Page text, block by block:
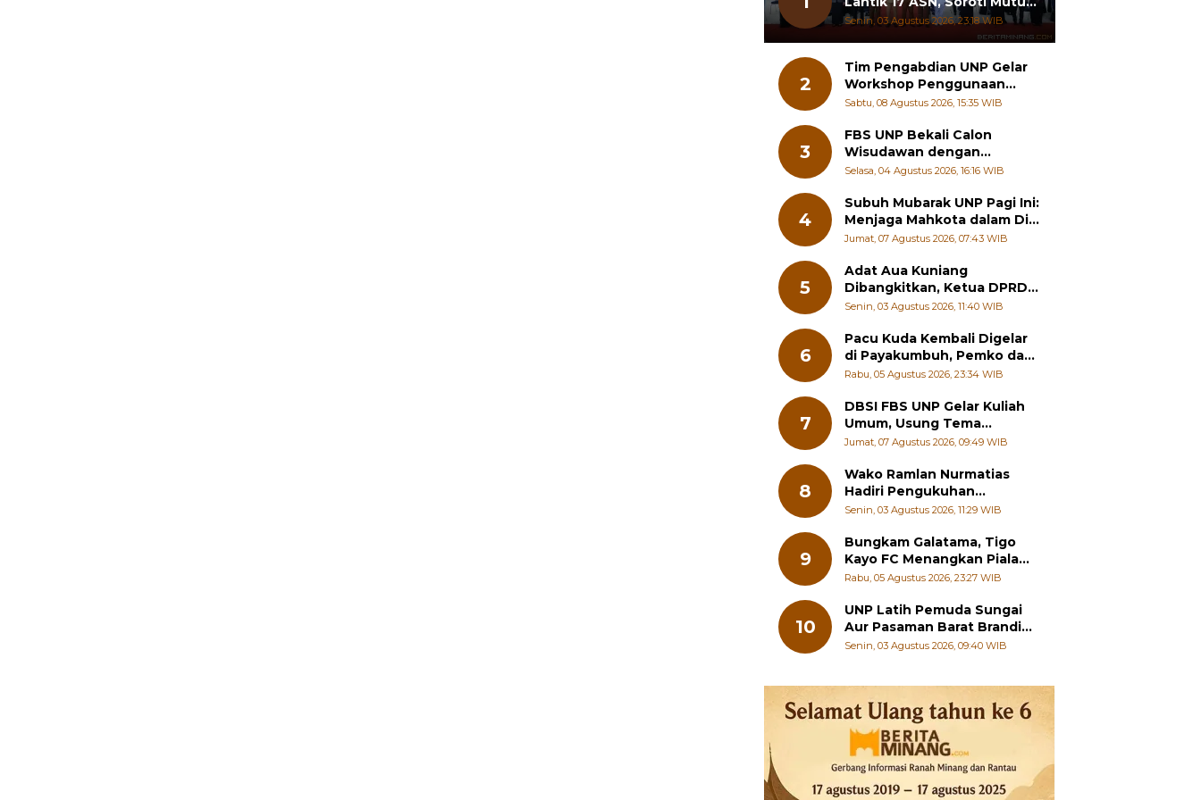
Sekolah hingga Pelayanan
Senin, 03 Agustus 2026, 23:18 WIB
2
Tim Pengabdian UNP Gelar
Workshop Penggunaan
Augmented Reality ke Guru
Pariaman
Sabtu, 08 Agustus 2026, 15:35 WIB
3
FBS UNP Bekali Calon
Wisudawan dengan
Wawasan Karier Global dan
Selasa, 04 Agustus 2026, 16:16 WIB
4
Subuh Mubarak UNP Pagi Ini:
Menjaga Mahkota dalam Diri
Manusia
Jumat, 07 Agustus 2026, 07:43 WIB
5
Adat Aua Kuniang
Dibangkitkan, Ketua DPRD
Payakumbuh: Jangan
Hilang Jati Diri
Senin, 03 Agustus 2026, 11:40 WIB
6
Pacu Kuda Kembali Digelar
di Payakumbuh, Pemko dan
Pordasi Kebut Persiapan!
Rabu, 05 Agustus 2026, 23:34 WIB
7
DBSI FBS UNP Gelar Kuliah
Umum, Usung Tema
Perkembangan Mutakhir
Jumat, 07 Agustus 2026, 09:49 WIB
8
Wako Ramlan Nurmatias
Hadiri Pengukuhan
Pengurus MUS-KB Serta
Senin, 03 Agustus 2026, 11:29 WIB
9
Bungkam Galatama, Tigo
Kayo FC Menangkan Piala
Wali Kota Payakumbuh Cup
Rabu, 05 Agustus 2026, 23:27 WIB
10
UNP Latih Pemuda Sungai
Aur Pasaman Barat Branding
Wisata Beringin
Senin, 03 Agustus 2026, 09:40 WIB